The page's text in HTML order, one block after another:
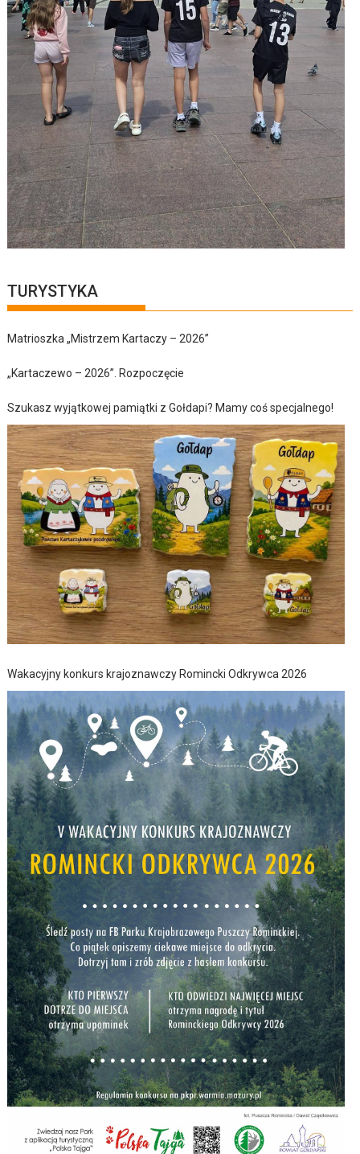
TURYSTYKA
Matrioszka „Mistrzem Kartaczy – 2026”
„Kartaczewo – 2026”. Rozpoczęcie
Szukasz wyjątkowej pamiątki z Gołdapi? Mamy coś specjalnego!
Wakacyjny konkurs krajoznawczy Romincki Odkrywca 2026